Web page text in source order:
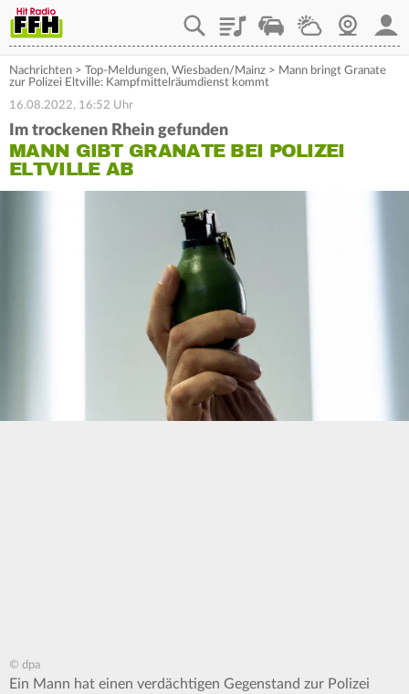
PlaylistStaupilotWetterWebcam
Nachrichten > Top-Meldungen, Wiesbaden/Mainz > Mann bringt Granate
zur Polizei Eltville: Kampfmittelräumdienst kommt
16.08.2022, 16:52 Uhr
Im trockenen Rhein gefunden
MANN GIBT GRANATE BEI POLIZEI
ELTVILLE AB
© dpa
Ein Mann hat einen verdächtigen Gegenstand zur Polizei